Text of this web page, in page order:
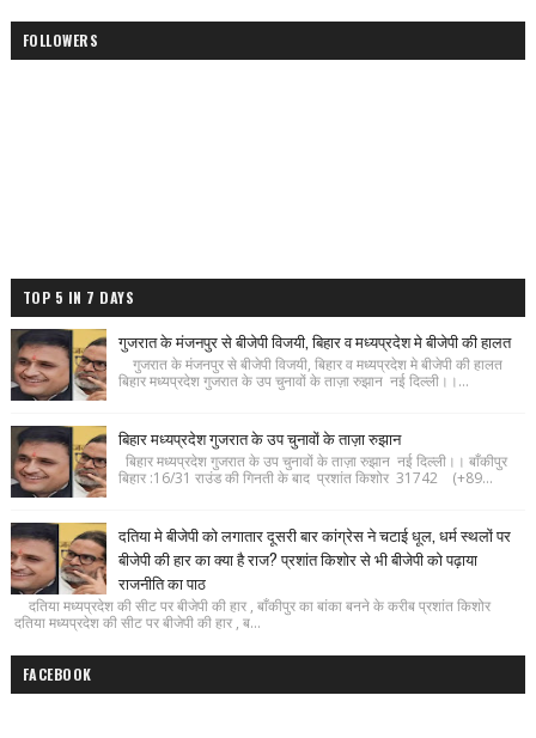
FOLLOWERS
TOP 5 IN 7 DAYS
गुजरात के मंजनपुर से बीजेपी विजयी, बिहार व मध्यप्रदेश मे बीजेपी की हालत
गुजरात के मंजनपुर से बीजेपी विजयी, बिहार व मध्यप्रदेश मे बीजेपी की हालत
बिहार मध्यप्रदेश गुजरात के उप चुनावों के ताज़ा रुझान नई दिल्ली।।...
बिहार मध्यप्रदेश गुजरात के उप चुनावों के ताज़ा रुझान
बिहार मध्यप्रदेश गुजरात के उप चुनावों के ताज़ा रुझान नई दिल्ली।। बाँकीपुर
बिहार :16/31 राउंड की गिनती के बाद प्रशांत किशोर 31742 (+89...
दतिया मे बीजेपी को लगातार दूसरी बार कांग्रेस ने चटाई धूल, धर्म स्थलों पर
बीजेपी की हार का क्या है राज? प्रशांत किशोर से भी बीजेपी को पढ़ाया
राजनीति का पाठ
दतिया मध्यप्रदेश की सीट पर बीजेपी की हार , बाँकीपुर का बांका बनने के करीब प्रशांत किशोर
दतिया मध्यप्रदेश की सीट पर बीजेपी की हार , ब...
FACEBOOK